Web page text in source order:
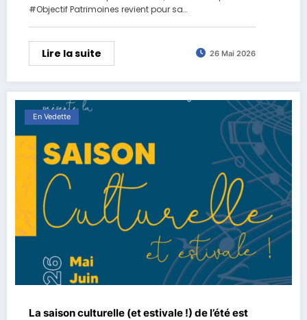
#Objectif Patrimoines revient pour sa…
Lire la suite 26 Mai 2026
En Vedette
La saison culturelle (et estivale !) de l’été est